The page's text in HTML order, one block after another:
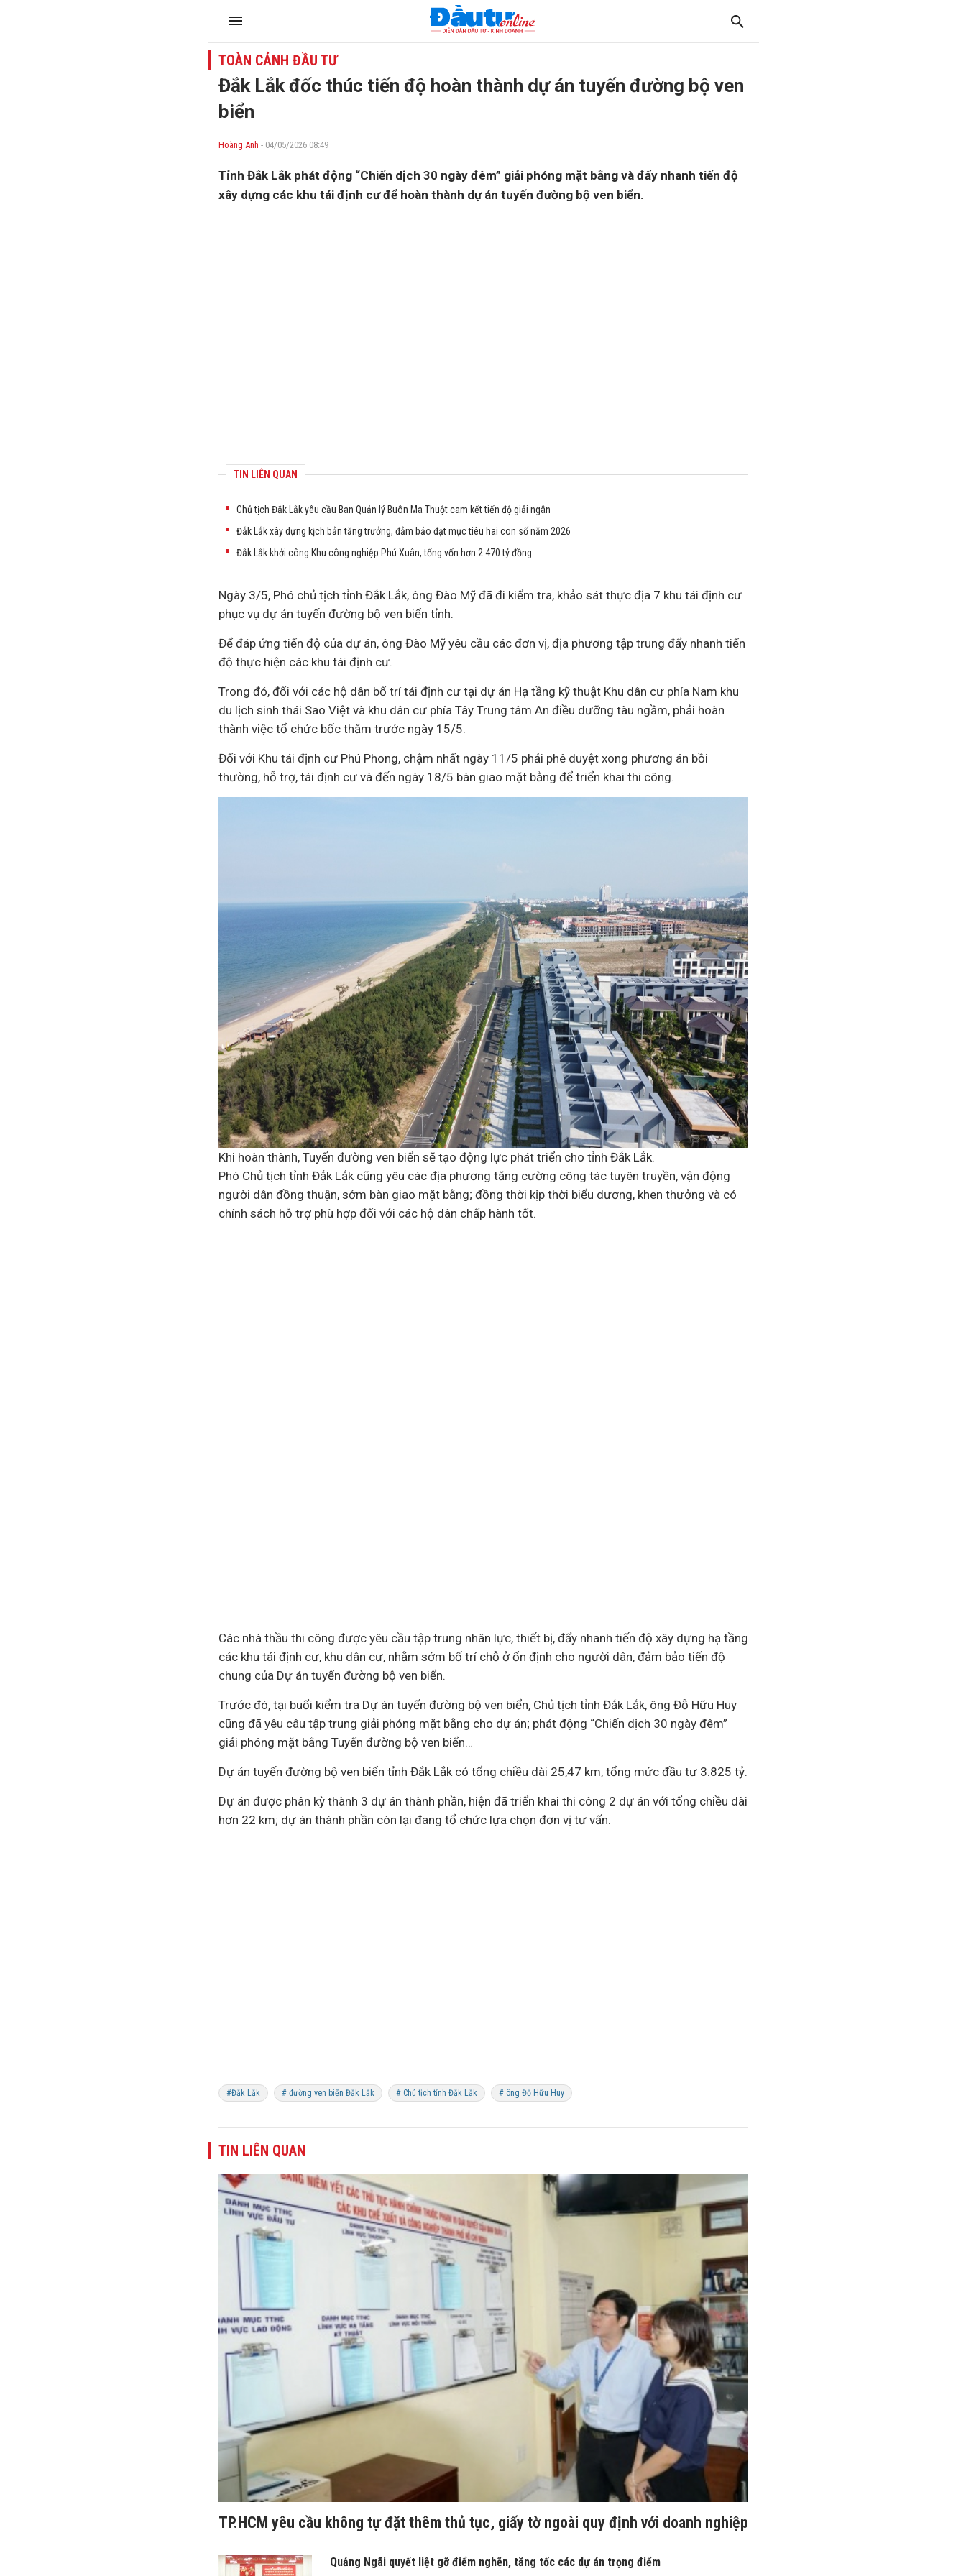
TOÀN CẢNH ĐẦU TƯ
Đắk Lắk đốc thúc tiến độ hoàn thành dự án tuyến đường bộ ven
biển
Hoàng Anh - 04/05/2026 08:49
Tỉnh Đắk Lắk phát động “Chiến dịch 30 ngày đêm” giải phóng mặt bằng và đẩy nhanh tiến độ
xây dựng các khu tái định cư để hoàn thành dự án tuyến đường bộ ven biển.
TIN LIÊN QUAN
Chủ tịch Đắk Lắk yêu cầu Ban Quản lý Buôn Ma Thuột cam kết tiến độ giải ngân
Đắk Lắk xây dựng kịch bản tăng trưởng, đảm bảo đạt mục tiêu hai con số năm 2026
Đắk Lắk khởi công Khu công nghiệp Phú Xuân, tổng vốn hơn 2.470 tỷ đồng
Ngày 3/5, Phó chủ tịch tỉnh Đắk Lắk, ông Đào Mỹ đã đi kiểm tra, khảo sát thực địa 7 khu tái định cư
phục vụ dự án tuyến đường bộ ven biển tỉnh.
Để đáp ứng tiến độ của dự án, ông Đào Mỹ yêu cầu các đơn vị, địa phương tập trung đẩy nhanh tiến
độ thực hiện các khu tái định cư.
Trong đó, đối với các hộ dân bố trí tái định cư tại dự án Hạ tầng kỹ thuật Khu dân cư phía Nam khu
du lịch sinh thái Sao Việt và khu dân cư phía Tây Trung tâm An điều dưỡng tàu ngầm, phải hoàn
thành việc tổ chức bốc thăm trước ngày 15/5.
Đối với Khu tái định cư Phú Phong, chậm nhất ngày 11/5 phải phê duyệt xong phương án bồi
thường, hỗ trợ, tái định cư và đến ngày 18/5 bàn giao mặt bằng để triển khai thi công.
Khi hoàn thành, Tuyến đường ven biển sẽ tạo động lực phát triển cho tỉnh Đắk Lắk.
Phó Chủ tịch tỉnh Đắk Lắk cũng yêu các địa phương tăng cường công tác tuyên truyền, vận động
người dân đồng thuận, sớm bàn giao mặt bằng; đồng thời kịp thời biểu dương, khen thưởng và có
chính sách hỗ trợ phù hợp đối với các hộ dân chấp hành tốt.
Các nhà thầu thi công được yêu cầu tập trung nhân lực, thiết bị, đẩy nhanh tiến độ xây dựng hạ tầng
các khu tái định cư, khu dân cư, nhằm sớm bố trí chỗ ở ổn định cho người dân, đảm bảo tiến độ
chung của Dự án tuyến đường bộ ven biển.
Trước đó, tại buổi kiểm tra Dự án tuyến đường bộ ven biển, Chủ tịch tỉnh Đắk Lắk, ông Đỗ Hữu Huy
cũng đã yêu câu tập trung giải phóng mặt bằng cho dự án; phát động “Chiến dịch 30 ngày đêm”
giải phóng mặt bằng Tuyến đường bộ ven biển…
Dự án tuyến đường bộ ven biển tỉnh Đắk Lắk có tổng chiều dài 25,47 km, tổng mức đầu tư3.825 tỷ.
Dự án được phân kỳ thành 3 dự án thành phần, hiện đã triển khai thi công 2 dự án với tổng chiều dài
hơn 22 km; dự án thành phần còn lại đang tổ chức lựa chọn đơn vị tư vấn.
#Đắk Lắk # đường ven biển Đắk Lắk # Chủ tịch tỉnh Đắk Lắk # ông Đỗ Hữu Huy
TIN LIÊN QUAN
TP.HCM yêu cầu không tự đặt thêm thủ tục, giấy tờ ngoài quy định với doanh nghiệp
Quảng Ngãi quyết liệt gỡ điểm nghẽn, tăng tốc các dự án trọng điểm